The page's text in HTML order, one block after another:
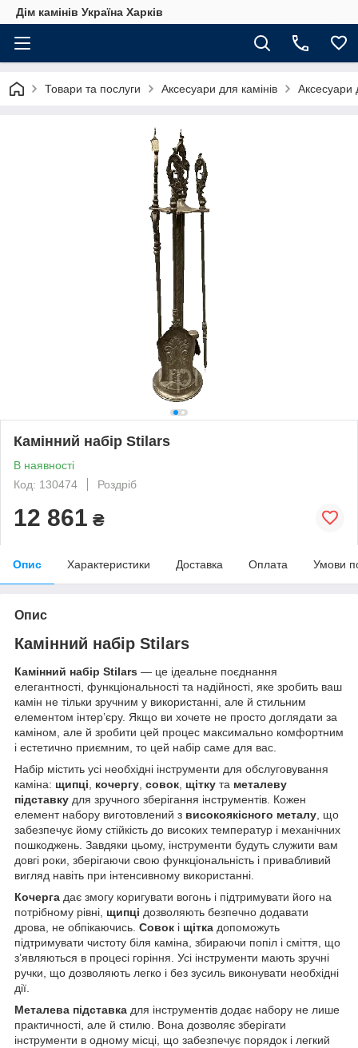
Дім камінів Україна Харків
Товари та послуги Аксесуари для камінів Аксесуари
Камінний набір Stilars
В наявності
Код: 130474
Роздріб
12 861 ₴
Опис Характеристики Доставка Оплата Умови
Опис
Камінний набір Stilars
Камінний набір Stilars — це ідеальне поєднання
елегантності, функціональності та надійності, яке зробить ваш
камін не тільки зручним у використанні, але й стильним
елементом інтер’єру. Якщо ви хочете не просто доглядати за
каміном, але й зробити цей процес максимально комфортним
і естетично приємним, то цей набір саме для вас.
Набір містить усі необхідні інструменти для обслуговування
каміна: щипці, кочергу, совок, щітку та металеву
підставку для зручного зберігання інструментів. Кожен
елемент набору виготовлений з високоякісного металу, що
забезпечує йому стійкість до високих температур і механічних
пошкоджень. Завдяки цьому, інструменти будуть служити вам
довгі роки, зберігаючи свою функціональність і привабливий
вигляд навіть при інтенсивному використанні.
Кочерга дає змогу коригувати вогонь і підтримувати його на
потрібному рівні, щипці дозволяють безпечно додавати
дрова, не обпікаючись. Совок і щітка допоможуть
підтримувати чистоту біля каміна, збираючи попіл і сміття, що
з’являються в процесі горіння. Усі інструменти мають зручні
ручки, що дозволяють легко і без зусиль виконувати необхідні
дії.
Металева підставка для інструментів додає набору не лише
практичності, але й стилю. Вона дозволяє зберігати
інструменти в одному місці, що забезпечує порядок і легкий